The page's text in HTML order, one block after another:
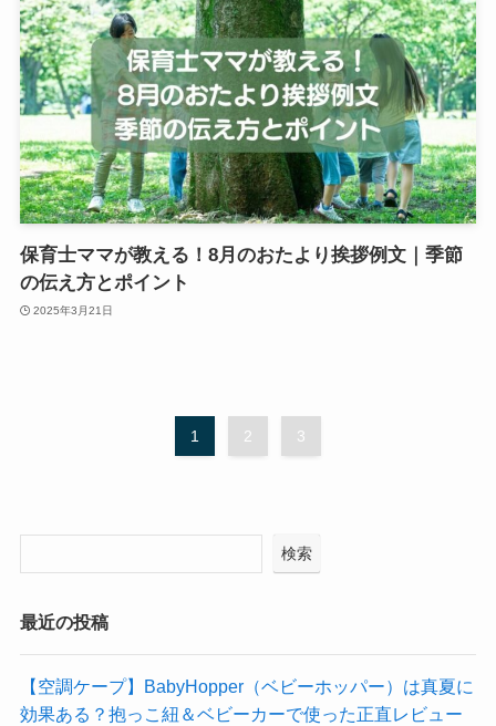
保育士ママが教える！8月のおたより挨拶例文｜季節
の伝え方とポイント
2025年3月21日
1 2 3
検索
最近の投稿
【空調ケープ】BabyHopper（ベビーホッパー）は真夏に
効果ある？抱っこ紐＆ベビーカーで使った正直レビュー